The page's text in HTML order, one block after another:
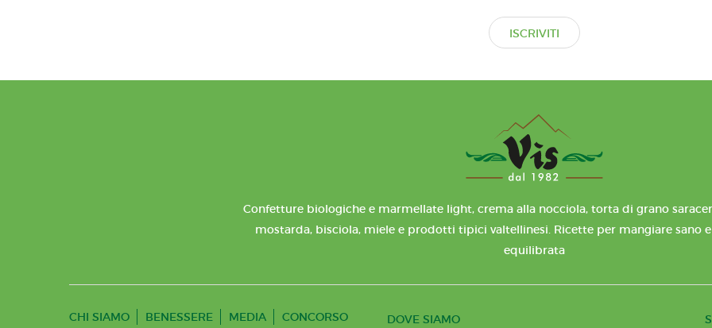
ISCRIVITI
Confetture biologiche e marmellate light, crema alla nocciola, torta di grano
mostarda, bisciola, miele e prodotti tipici valtellinesi. Ricette per mangiare sano
equilibrata
CHI SIAMO BENESSERE MEDIA CONCORSO DOVE SIAMO